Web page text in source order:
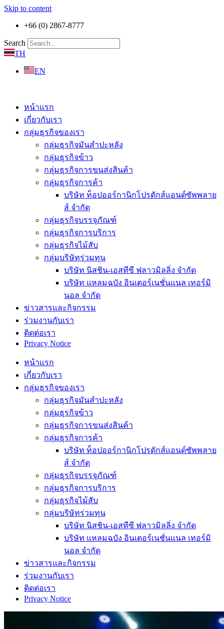
Skip to content
+66 (0) 2867-8777
Search
TH
EN
หน้าแรก
เกี่ยวกับเรา
กลุ่มธุรกิจของเรา
กลุ่มธุรกิจมันสำปะหลัง
กลุ่มธุรกิจข้าว
กลุ่มธุรกิจการขนส่งสินค้า
กลุ่มธุรกิจการค้า
บริษัท ท็อปออร์กานิกโปรดักส์แอนด์ซัพพลาย
ส์ จำกัด
กลุ่มธุรกิจบรรจุภัณฑ์
กลุ่มธุรกิจการบริการ
กลุ่มธุรกิจไม้สับ
กลุ่มบริษัทร่วมทุน
บริษัท นิสชิน-เอสทีซี ฟลาวมิลลิ่ง จำกัด
บริษัท แหลมฉบัง อินเตอร์เนชั่นแนล เทอร์มิ
นอล จำกัด
ข่าวสารและกิจกรรม
ร่วมงานกับเรา
ติดต่อเรา
Privacy Notice
หน้าแรก
เกี่ยวกับเรา
กลุ่มธุรกิจของเรา
กลุ่มธุรกิจมันสำปะหลัง
กลุ่มธุรกิจข้าว
กลุ่มธุรกิจการขนส่งสินค้า
กลุ่มธุรกิจการค้า
บริษัท ท็อปออร์กานิกโปรดักส์แอนด์ซัพพลาย
ส์ จำกัด
กลุ่มธุรกิจบรรจุภัณฑ์
กลุ่มธุรกิจการบริการ
กลุ่มธุรกิจไม้สับ
กลุ่มบริษัทร่วมทุน
บริษัท นิสชิน-เอสทีซี ฟลาวมิลลิ่ง จำกัด
บริษัท แหลมฉบัง อินเตอร์เนชั่นแนล เทอร์มิ
นอล จำกัด
ข่าวสารและกิจกรรม
ร่วมงานกับเรา
ติดต่อเรา
Privacy Notice